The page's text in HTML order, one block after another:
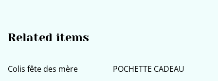
Related items
Colis fête des mère POCHETTE CADEAU